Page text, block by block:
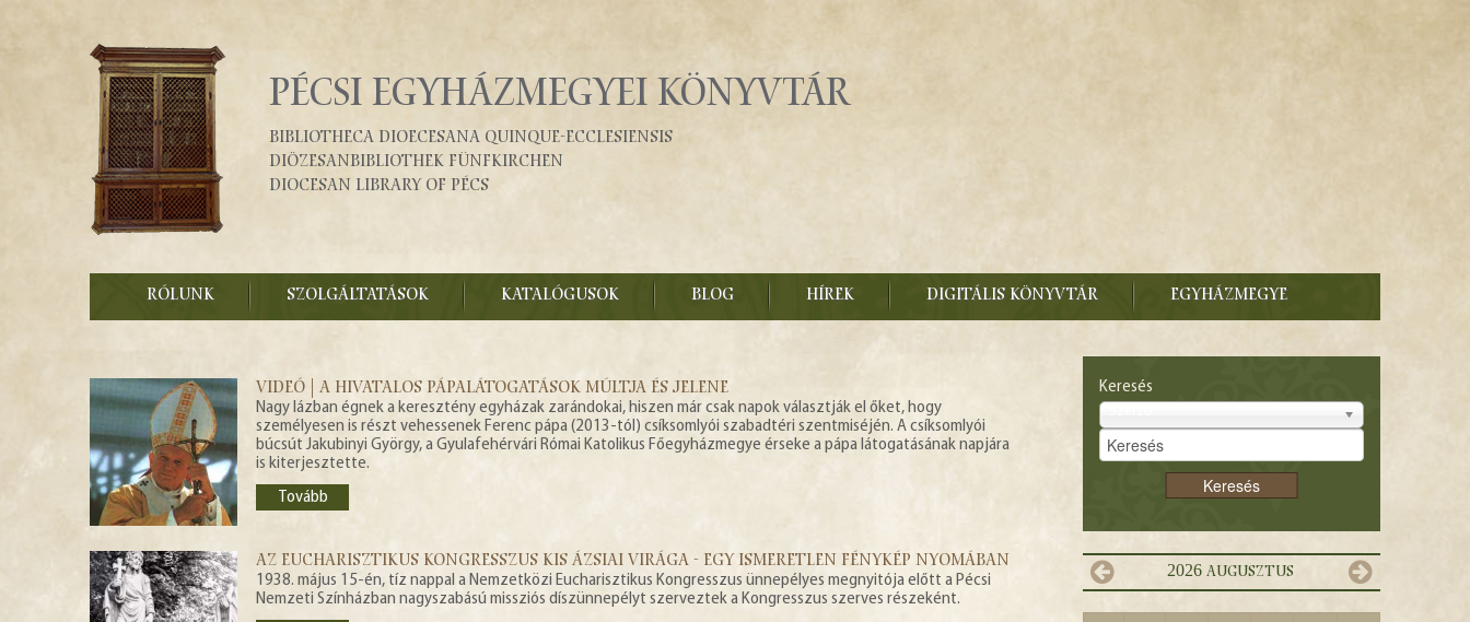
PÉCSI EGYHÁZMEGYEI KÖNYVTÁR
Bibliotheca Dioecesana Quinque-Ecclesiensis
Diözesanbibliothek Fünfkirchen
Diocesan Library of Pécs
RÓLUNK SZOLGÁLTATÁSOK KATALÓGUSOK BLOG HÍREK DIGITÁLIS KÖNYVTÁR EGYHÁZMEGYE
VIDEÓ | A HIVATALOS PÁPALÁTOGATÁSOK MÚLTJA ÉS JELENE
Nagy lázban égnek a keresztény egyházak zarándokai, hiszen már csak napok választják el őket, hogy
személyesen is részt vehessenek Ferenc pápa (2013-tól) csíksomlyói szabadtéri szentmiséjén. A csíksomlyói
búcsút Jakubinyi György, a Gyulafehérvári Római Katolikus Főegyházmegye érseke a pápa látogatásának napjára
is kiterjesztette.
Tovább
AZ EUCHARISZTIKUS KONGRESSZUS KIS ÁZSIAI VIRÁGA - EGY ISMERETLEN FÉNYKÉP NYOMÁBAN
1938. május 15-én, tíz nappal a Nemzetközi Eucharisztikus Kongresszus ünnepélyes megnyitója előtt a Pécsi
Nemzeti Színházban nagyszabású missziós díszünnepélyt szerveztek a Kongresszus szerves részeként.
Keresés
2026 augusztus